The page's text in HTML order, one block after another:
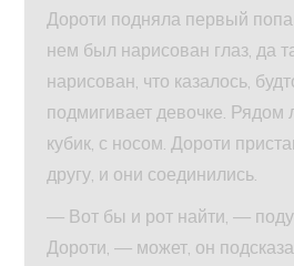
Дороти подняла первый
нем был нарисован глаз, да
нарисован, что казалось,
подмигивает девочке. Рядом
кубик, с носом. Дороти
другу, и они соединились.
— Вот бы и рот найти, —
Дороти, — может, он